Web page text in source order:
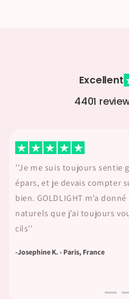
Excellent
4401
faibles et
me sentir
mes
Verified buyer
’’Je me
épars, et
bien.
naturels
-josephine K.